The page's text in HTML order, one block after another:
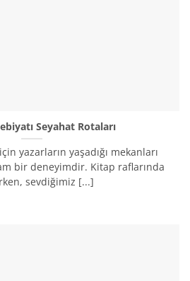
Seyahat Rotaları
yazarların yaşadığı mekanları
bir deneyimdir. Kitap raflarında
sevdiğimiz [...]